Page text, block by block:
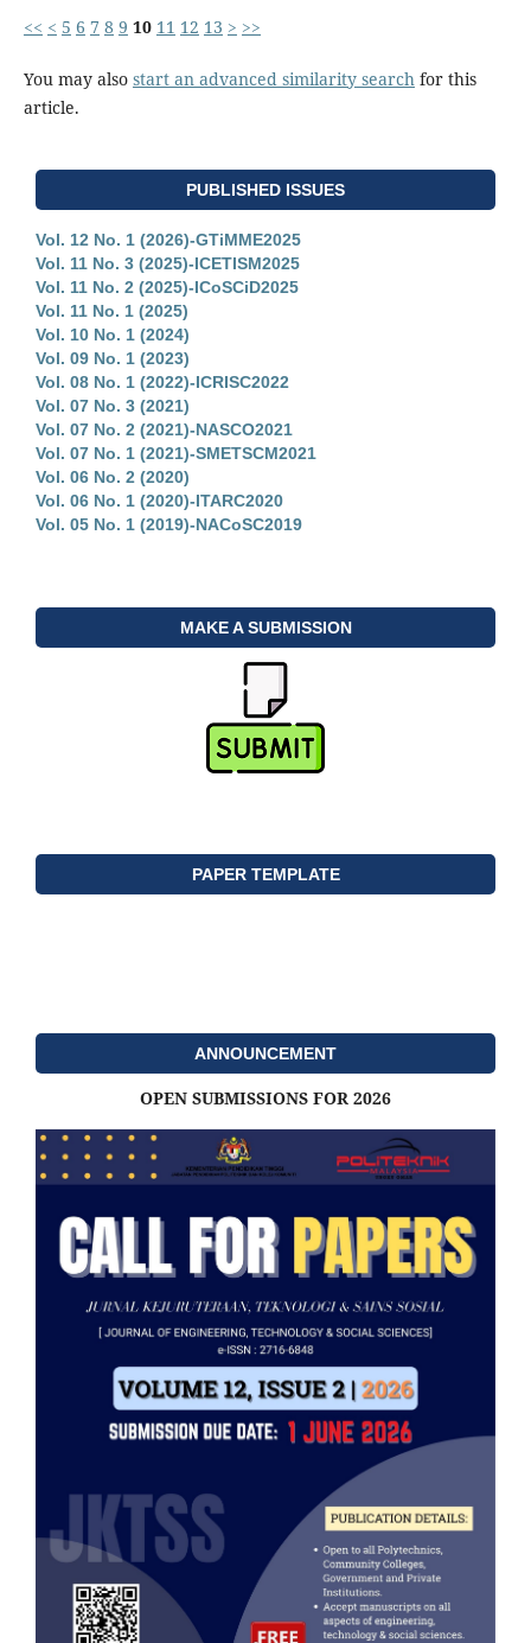
<< < 5 6 7 8 9 10 11 12 13 > >>
You may also start an advanced similarity search for this
article.
PUBLISHED ISSUES
Vol. 12 No. 1 (2026)-GTiMME2025
Vol. 11 No. 3 (2025)-ICETISM2025
Vol. 11 No. 2 (2025)-ICoSCiD2025
Vol. 11 No. 1 (2025)
Vol. 10 No. 1 (2024)
Vol. 09 No. 1 (2023)
Vol. 08 No. 1 (2022)-ICRISC2022
Vol. 07 No. 3 (2021)
Vol. 07 No. 2 (2021)-NASCO2021
Vol. 07 No. 1 (2021)-SMETSCM2021
Vol. 06 No. 2 (2020)
Vol. 06 No. 1 (2020)-ITARC2020
Vol. 05 No. 1 (2019)-NACoSC2019
MAKE A SUBMISSION
PAPER TEMPLATE
ANNOUNCEMENT
OPEN SUBMISSIONS FOR 2026